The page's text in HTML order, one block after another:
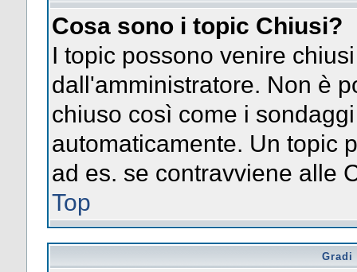
Cosa sono i topic Chiusi?
I topic possono venire
dall'amministratore. Non è
chiuso così come i
automaticamente. Un topic
ad es. se contravviene alle
Top
Gradi